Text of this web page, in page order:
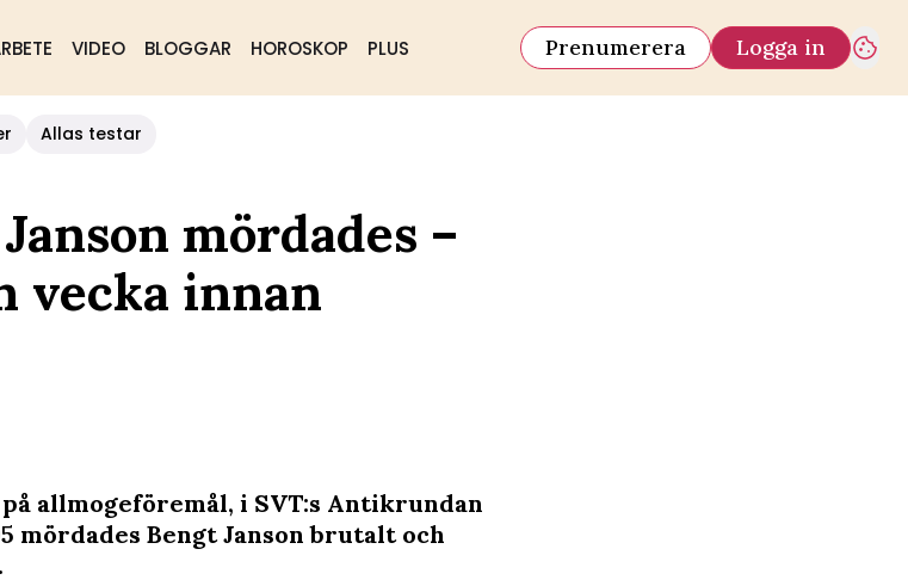
VIDEO BLOGGAR HOROSKOP PLUS Prenumerera Logga in
Allas testar
mördades –
vecka innan
allmogeföremål, i SVT:s Antikrundan
mördades Bengt Janson brutalt och